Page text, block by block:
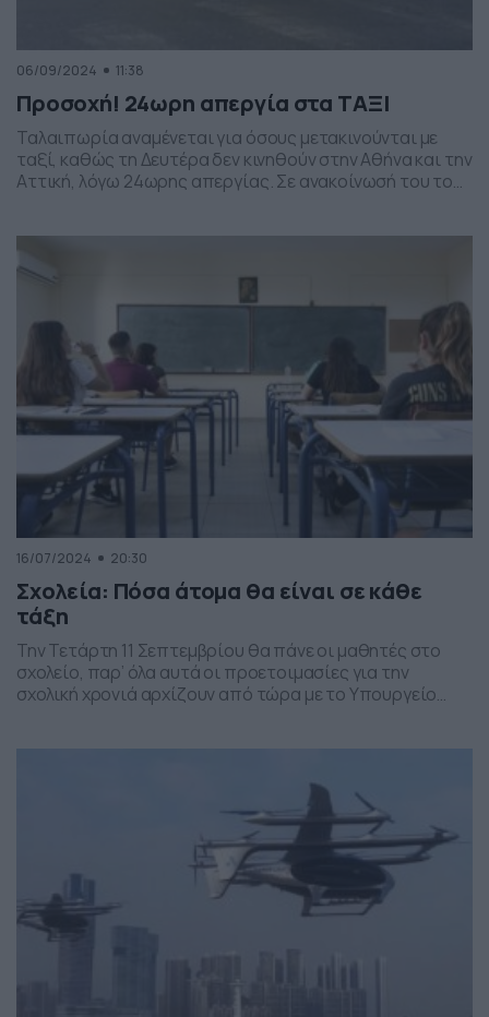
06/09/2024 11:38
Προσοχή! 24ωρη απεργία στα ΤΑΞΙ
Ταλαιπωρία αναμένεται για όσους μετακινούνται με
ταξί, καθώς τη Δευτέρα δεν κινηθούν στην Αθήνα και την
Αττική, λόγω 24ωρης απεργίας. Σε ανακοίνωσή του το
θα διαρκέσει έως τις 5 το πρωί της Τρίτης 10
Σεπτεμβρίου, ενώ τη Δευτέρα στις […]
16/07/2024 20:30
Σχολεία: Πόσα άτομα θα είναι σε κάθε
τάξη
Την Τετάρτη 11 Σεπτεμβρίου θα πάνε οι μαθητές στο
σχολείο, παρ’ όλα αυτά οι προετοιμασίες για την
σχολική χρονιά αρχίζουν από τώρα με το Υπουργείο
Δημοτικά Για τη δημιουργία τμημάτων στα διθέσια και